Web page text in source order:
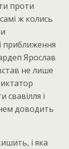
проти
ж колись
приближення
Ярослав
не лише
свавілля і
доводить
і яка